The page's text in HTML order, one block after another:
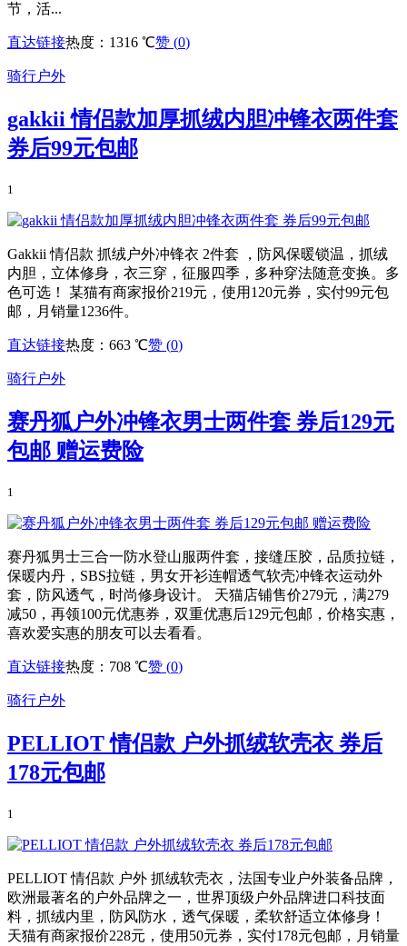
节，活...
直达链接热度：1316 ℃赞 (0)
骑行户外
gakkii 情侣款加厚抓绒内胆冲锋衣两件套
券后99元包邮
1
Gakkii 情侣款 抓绒户外冲锋衣 2件套 ，防风保暖锁温，抓绒
内胆，立体修身，衣三穿，征服四季，多种穿法随意变换。多
色可选！ 某猫有商家报价219元，使用120元券，实付99元包
邮，月销量1236件。
直达链接热度：663 ℃赞 (0)
骑行户外
赛丹狐户外冲锋衣男士两件套 券后129元
包邮 赠运费险
1
赛丹狐男士三合一防水登山服两件套，接缝压胶，品质拉链，
保暖内丹，SBS拉链，男女开衫连帽透气软壳冲锋衣运动外
套，防风透气，时尚修身设计。 天猫店铺售价279元，满279
减50，再领100元优惠券，双重优惠后129元包邮，价格实惠，
喜欢爱实惠的朋友可以去看看。
直达链接热度：708 ℃赞 (0)
骑行户外
PELLIOT 情侣款 户外抓绒软壳衣 券后
178元包邮
1
PELLIOT 情侣款 户外 抓绒软壳衣，法国专业户外装备品牌，
欧洲最著名的户外品牌之一，世界顶级户外品牌进口科技面
料，抓绒内里，防风防水，透气保暖，柔软舒适立体修身！
天猫有商家报价228元，使用50元券，实付178元包邮，月销量